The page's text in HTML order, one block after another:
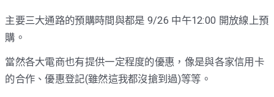
主要三大通路的預購時間與都是 9/26 中午12:00 開放線上預
購。
當然各大電商也有提供一定程度的優惠，像是與各家信用卡
的合作、優惠登記(雖然這我都沒搶到過)等等。